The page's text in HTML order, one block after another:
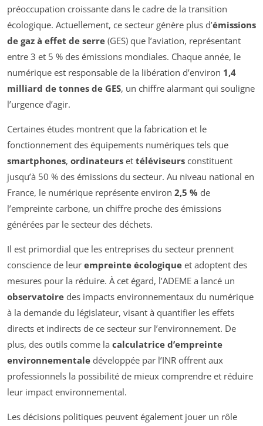
préoccupation croissante dans le cadre de la transition
écologique. Actuellement, ce secteur génère plus d’émissions
de gaz à effet de serre (GES) que l’aviation, représentant
entre 3 et 5 % des émissions mondiales. Chaque année, le
numérique est responsable de la libération d’environ 1,4
milliard de tonnes de GES, un chiffre alarmant qui souligne
l’urgence d’agir.
Certaines études montrent que la fabrication et le
fonctionnement des équipements numériques tels que
smartphones, ordinateurs et téléviseurs constituent
jusqu’à 50 % des émissions du secteur. Au niveau national en
France, le numérique représente environ 2,5 % de
l’empreinte carbone, un chiffre proche des émissions
générées par le secteur des déchets.
Il est primordial que les entreprises du secteur prennent
conscience de leur empreinte écologique et adoptent des
mesures pour la réduire. À cet égard, l’ADEME a lancé un
observatoire des impacts environnementaux du numérique
à la demande du législateur, visant à quantifier les effets
directs et indirects de ce secteur sur l’environnement. De
plus, des outils comme la calculatrice d’empreinte
environnementale développée par l’INR offrent aux
professionnels la possibilité de mieux comprendre et réduire
leur impact environnemental.
Les décisions politiques peuvent également jouer un rôle